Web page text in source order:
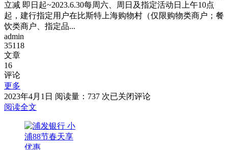
好
立减 即日起~2023.6.30每周六、周日及指定活动日上午10点
起，建行指定用户在比斯特上海购物村（仅限购物类商户；餐
饮类商户、指定品...
admin
35118
文章
16
评论
更多
2023年4月1日 阅读量：737 次建
已关闭评论
阅读全文